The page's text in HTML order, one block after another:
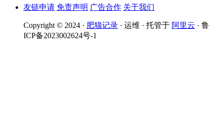
友链申请 免责声明 广告合作 关于我们
Copyright © 2024 · 肥猫记录 · 运维 · 托管于 阿里云 · 鲁
ICP备2023002624号-1